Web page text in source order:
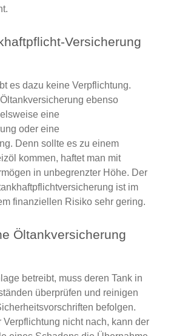
Versicherung
es dazu keine Verpflichtung.
ebenso
eine
oder eine
Denn sollte es zu einem
kommen, haftet man mit
in unbegrenzter Höhe. Der
ist im
finanziellen Risiko sehr gering.
Öltankversicherung
betreibt, muss deren Tank in
überprüfen und reinigen
befolgen.
Verpflichtung nicht nach, kann der